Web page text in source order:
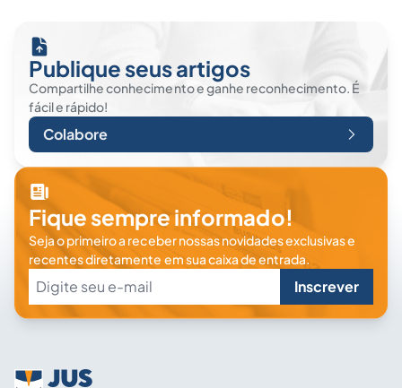
Publique seus artigos
Compartilhe conhecimento e ganhe reconhecimento. É
fácil e rápido!
Colabore
Fique sempre informado!
Seja o primeiro a receber nossas novidades exclusivas e
recentes diretamente em sua caixa de entrada.
Inscrever